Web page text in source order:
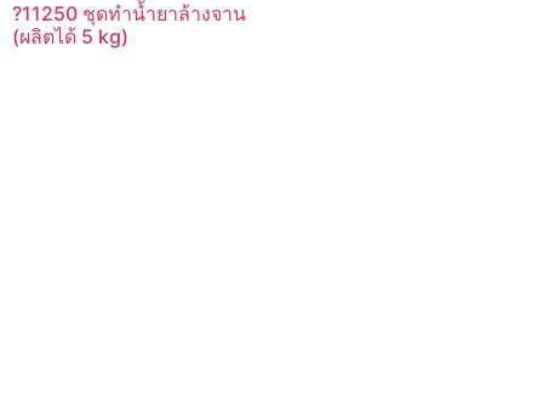
?11250 ชุดทำน้ำยาล้างจาน
(ผลิตได้ 5 kg)